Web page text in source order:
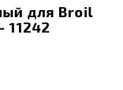
для Broil
11242